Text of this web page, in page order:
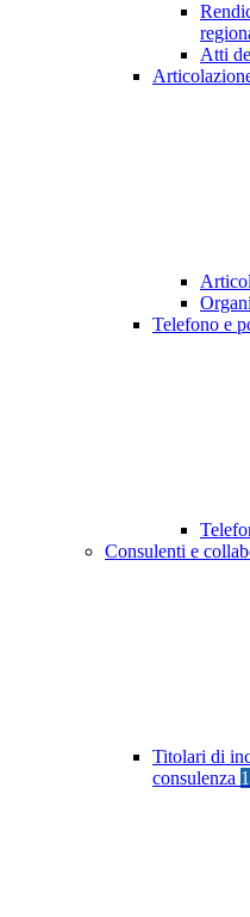
Atti
Telefono e
Consulenti e
Titolari di
consulenza 1